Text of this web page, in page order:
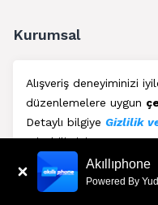
Alışveriş deneyiminizi
düzenlemelere uygun
Detaylı bilgiye Gizlilik
erişebilirsiniz.
Kurumsal
Müşteri Hizmetleri
Üyelik
Blog Akıllıphone
Powered By